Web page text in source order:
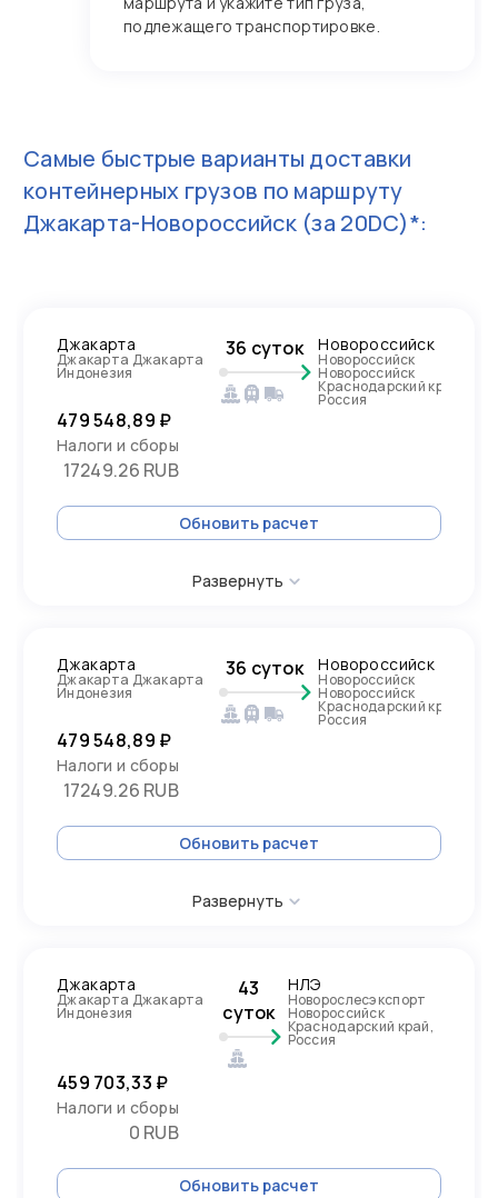
подлежащего транспортировке.
Самые быстрые варианты доставки
контейнерных грузов по маршруту
Джакарта-Новороссийск(за 20DC)*:
Джакарта
Джакарта Джакарта
Индонезия
36 суток Новороссийск
Новороссийск
Новороссийск
Краснодарский край,
Россия
479 548,89 ₽
Налоги и сборы
17249.26 RUB
Обновить расчет
Развернуть
Джакарта
Джакарта Джакарта
Индонезия
36 суток Новороссийск
Новороссийск
Новороссийск
Краснодарский край,
Россия
479 548,89 ₽
Налоги и сборы
17249.26 RUB
Обновить расчет
Развернуть
Джакарта
Джакарта Джакарта
Индонезия
43
суток
НЛЭ
Новорослесэкспорт
Новороссийск
Краснодарский край,
Россия
459 703,33 ₽
Налоги и сборы
0 RUB
Обновить расчет